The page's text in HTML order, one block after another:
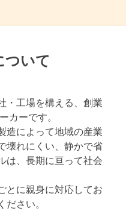
ついて
・工場を構える、創業
カーです。
造によって地域の産業
壊れにくい、静かで省
は、長期に亘って社会
とに親身に対応してお
ださい。